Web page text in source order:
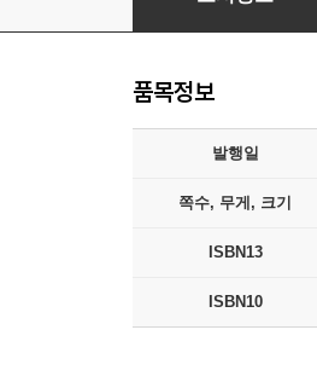
품목정보
발행일
쪽수, 무게, 크기
ISBN13
ISBN10